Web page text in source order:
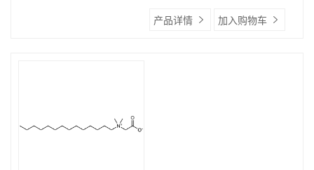
产品详情 加入购物车